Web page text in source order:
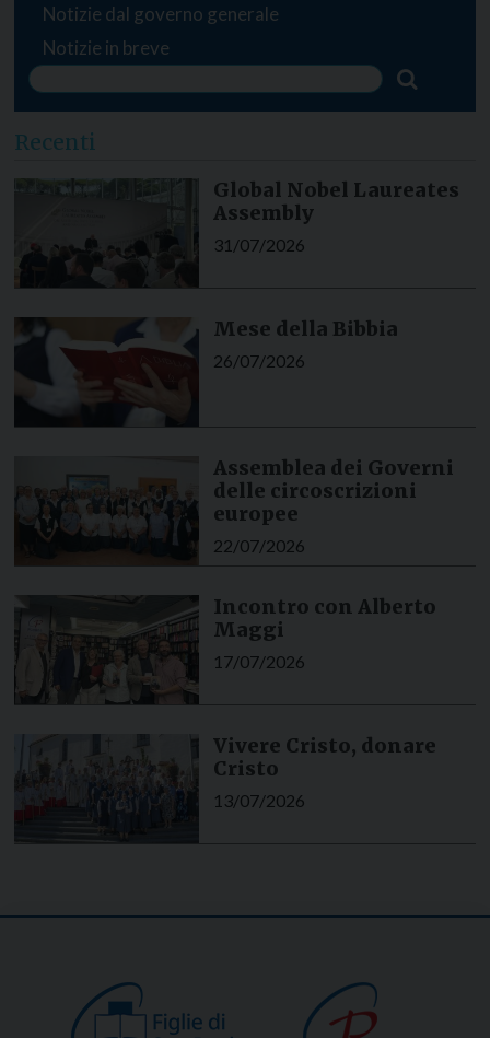
Notizie dal governo generale
Notizie in breve
Recenti
Global Nobel Laureates
Assembly
31/07/2026
Mese della Bibbia
26/07/2026
Assemblea dei Governi
delle circoscrizioni
europee
22/07/2026
Incontro con Alberto
Maggi
17/07/2026
Vivere Cristo, donare
Cristo
13/07/2026